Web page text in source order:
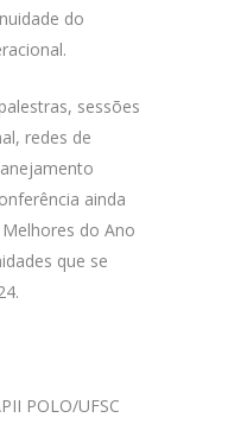
do
sessões
redes de
ainda
do Ano
que se
POLO/UFSC